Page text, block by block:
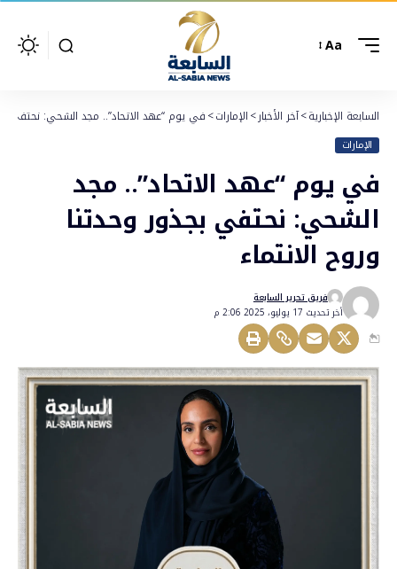
Aa
السابعة الإخبارية>آخر الأخبار>الإمارات>في يوم “عهد الاتحاد”.. مجد الشحي: نحتفي
الإمارات
في يوم “عهد الاتحاد”.. مجد
الشحي: نحتفي بجذور وحدتنا
وروح الانتماء
أخر تحديث 17 يوليو، 2025 2:06 م
فريق تحرير السابعة